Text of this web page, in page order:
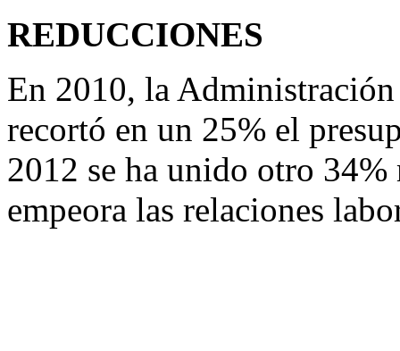
REDUCCIONES
En 2010, la
recortó en un 25% el
2012 se ha unido otro
empeora las relaciones